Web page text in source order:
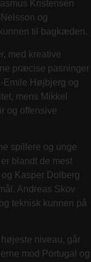
Kristensen
og
til bagkæden.
med kreative
præcise pasninger
Emile Højbjerg og
mens Mikkel
og offensive
spillere og unge
blandt de mest
Kasper Dolberg
Andreas Skov
teknisk kunnen på
niveau, går
mod Portugal og